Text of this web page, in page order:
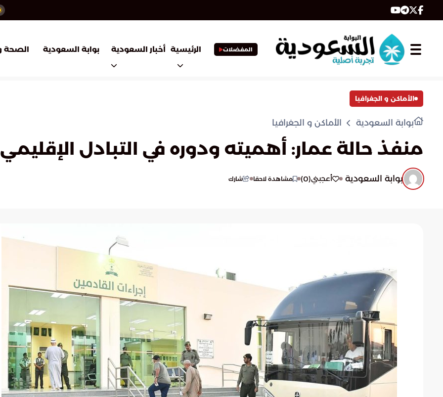
المفضلات الرئيسية أخبار السعودية بوابة السعودية الصحة
الأماكن و الجغرافيا
بوابة السعودية الأماكن و الجغرافيا
منفذ حالة عمار: أهميته ودوره في التبادل الإقليمي
بوابة السعودية أعجبني(
0
) مشاهدة لاحقا شارك